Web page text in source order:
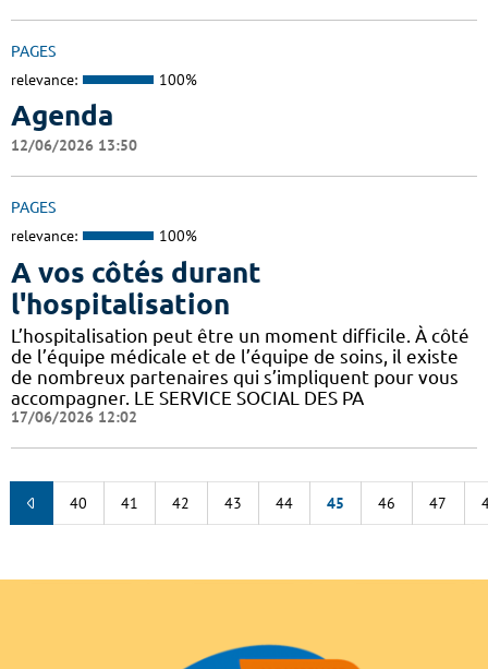
PAGES
relevance: 100%
Agenda
12/06/2026 13:50
PAGES
relevance: 100%
A vos côtés durant
l'hospitalisation
L’hospitalisation peut être un moment difficile. À côté
de l’équipe médicale et de l’équipe de soins, il existe
de nombreux partenaires qui s’impliquent pour vous
accompagner. LE SERVICE SOCIAL DES PA
17/06/2026 12:02
40 41 42 43 44 45 46 47